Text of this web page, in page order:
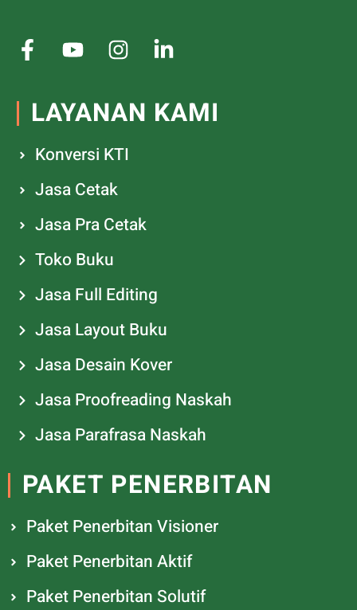
LAYANAN KAMI
Konversi KTI
Jasa Cetak
Jasa Pra Cetak
Toko Buku
Jasa Full Editing
Jasa Layout Buku
Jasa Desain Kover
Jasa Proofreading Naskah
Jasa Parafrasa Naskah
PAKET PENERBITAN
Paket Penerbitan Visioner
Paket Penerbitan Aktif
Paket Penerbitan Solutif